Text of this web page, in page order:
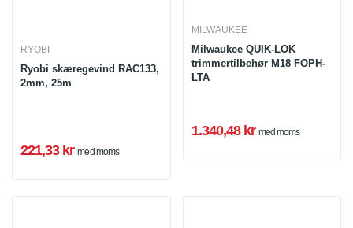
RYOBI
Ryobi skæregevind RAC133,
2mm, 25m
221,33 kr med moms
MILWAUKEE
Milwaukee QUIK-LOK
trimmertilbehør M18 FOPH-
LTA
1.340,48 kr med moms